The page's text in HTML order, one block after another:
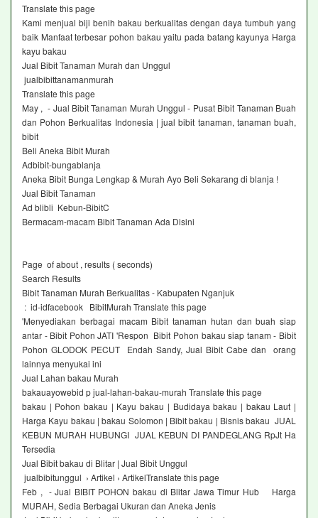
Translate this page
Kami menjual biji benih bakau berkualitas dengan daya tumbuh yang
baik Manfaat terbesar pohon bakau yaitu pada batang kayunya Harga
kayu bakau
Jual Bibit Tanaman Murah dan Unggul
jualbibittanamanmurah
Translate this page
May , - Jual Bibit Tanaman Murah Unggul - Pusat Bibit Tanaman Buah
dan Pohon Berkualitas Indonesia | jual bibit tanaman, tanaman buah,
bibit
Beli Aneka Bibit Murah‎
Adbibit-bungablanja ‎
Aneka Bibit Bunga Lengkap & Murah Ayo Beli Sekarang di blanja !
Jual Bibit Tanaman‎
Ad blibli Kebun-BibitC‎
Bermacam-macam Bibit Tanaman Ada Disini
Page of about , results ( seconds)
Search Results
Bibit Tanaman Murah Berkualitas - Kabupaten Nganjuk
: id-idfacebook BibitMurah Translate this page
'Menyediakan berbagai macam Bibit tanaman hutan dan buah siap
antar - Bibit Pohon JATI 'Respon Bibit Pohon bakau siap tanam - Bibit
Pohon GLODOK PECUT Endah Sandy, Jual Bibit Cabe dan orang
lainnya menyukai ini
Jual Lahan bakau Murah
bakauayowebid p jual-lahan-bakau-murah Translate this page
bakau | Pohon bakau | Kayu bakau | Budidaya bakau | bakau Laut |
Harga Kayu bakau | bakau Solomon | Bibit bakau | Bisnis bakau JUAL
KEBUN MURAH HUBUNGI JUAL KEBUN DI PANDEGLANG RpJt Ha
Tersedia
Jual Bibit bakau di Blitar | Jual Bibit Unggul
jualbibitunggul › Artikel › ArtikelTranslate this page
Feb , - Jual BIBIT POHON bakau di Blitar Jawa Timur Hub Harga
MURAH, Sedia Berbagai Ukuran dan Aneka Jenis